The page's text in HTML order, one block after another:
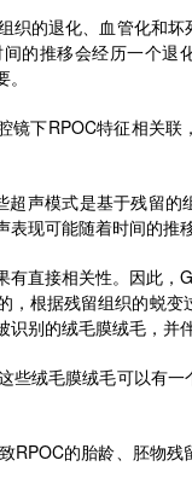
织的退化、血管化和
的推移会经历一个退
镜下RPOC特征相关
声模式是基于残留的
现可能随着时间的推
有直接相关性。因此，
，根据残留组织的蜕
别的绒毛膜绒毛，并
些绒毛膜绒毛可以有
RPOC的胎龄、胚物